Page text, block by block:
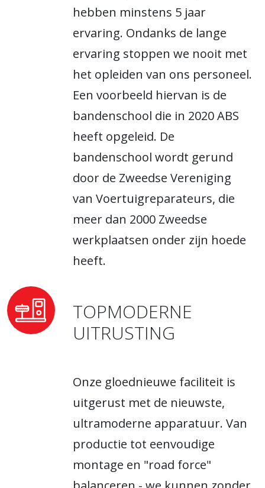
hebben minstens 5 jaar
ervaring. Ondanks de lange
ervaring stoppen we nooit met
het opleiden van ons personeel.
Een voorbeeld hiervan is de
bandenschool die in 2020 ABS
heeft opgeleid. De
bandenschool wordt gerund
door de Zweedse Vereniging
van Voertuigreparateurs, die
meer dan 2000 Zweedse
werkplaatsen onder zijn hoede
heeft.
TOPMODERNE
UITRUSTING
Onze gloednieuwe faciliteit is
uitgerust met de nieuwste,
ultramoderne apparatuur. Van
productie tot eenvoudige
montage en "road force"